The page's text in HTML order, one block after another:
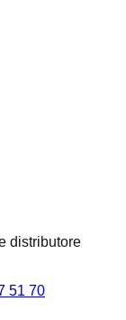
distributore
51 70